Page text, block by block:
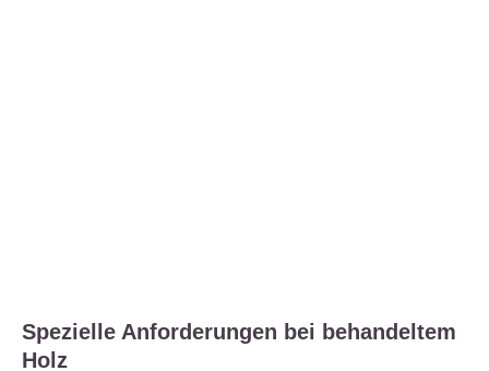
Spezielle Anforderungen bei behandeltem
Holz